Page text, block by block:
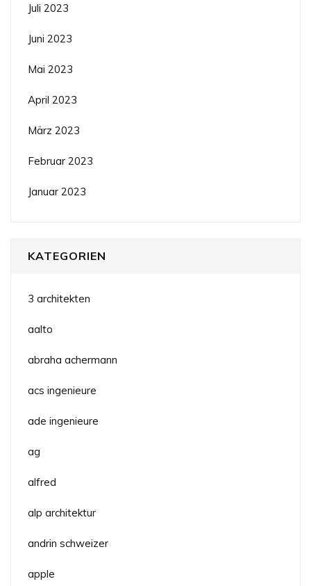
Juli 2023
Juni 2023
Mai 2023
April 2023
März 2023
Februar 2023
Januar 2023
KATEGORIEN
3 architekten
aalto
abraha achermann
acs ingenieure
ade ingenieure
ag
alfred
alp architektur
andrin schweizer
apple